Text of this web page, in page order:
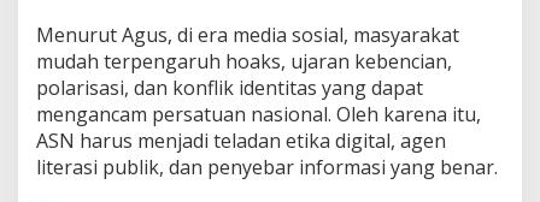
Menurut Agus, di era media sosial, masyarakat
mudah terpengaruh hoaks, ujaran kebencian,
polarisasi, dan konflik identitas yang dapat
mengancam persatuan nasional. Oleh karena itu,
ASN harus menjadi teladan etika digital, agen
literasi publik, dan penyebar informasi yang benar.